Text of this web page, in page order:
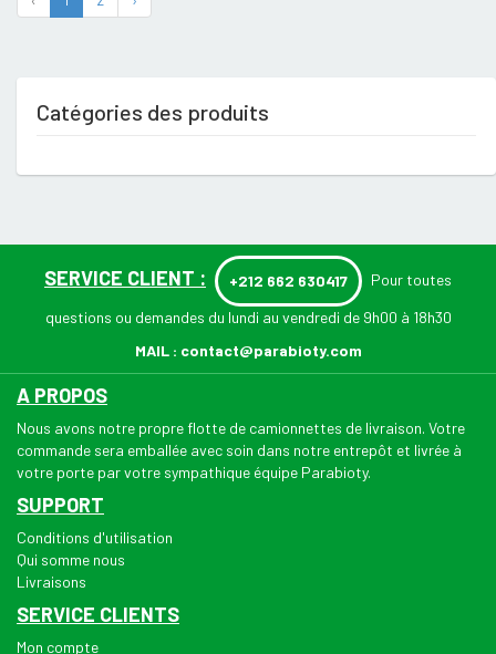
Catégories des produits
SERVICE CLIENT : +212 662 630417 Pour toutes
questions ou demandes du lundi au vendredi de 9h00 à 18h30
MAIL : contact@parabioty.com
A PROPOS
Nous avons notre propre flotte de camionnettes de livraison. Votre
commande sera emballée avec soin dans notre entrepôt et livrée à
votre porte par votre sympathique équipe Parabioty.
SUPPORT
Conditions d'utilisation
Qui somme nous
Livraisons
SERVICE CLIENTS
Mon compte